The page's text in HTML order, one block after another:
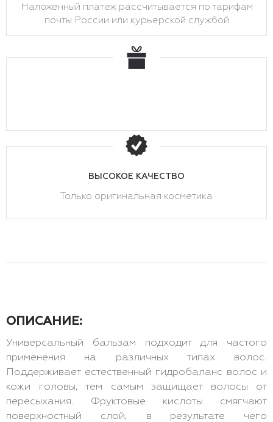
Наложенный платеж рассчитывается по тарифам
почты России или курьерской службой
ВЫСОКОЕ КАЧЕСТВО
Только оригинальная косметика
ОПИСАНИЕ:
Универсальный бальзам подходит для частого
применения на различных типах волос.
Поддерживает естественный гидробаланс волос и
кожи головы, тем самым защищает волосы от
пересыхания. Фруктовые кислоты смягчают
поверхностный слой, в результате чего